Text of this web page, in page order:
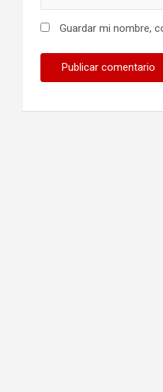
Guardar mi nombre,